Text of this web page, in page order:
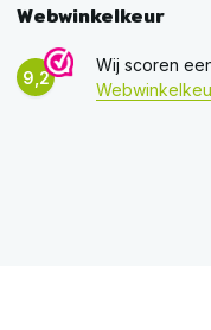
Webwinkelkeur
9,2
Wij scoren